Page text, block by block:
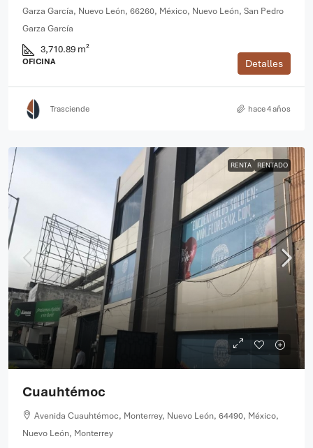
Garza García, Nuevo León, 66260, México, Nuevo León, San Pedro
Garza García
3,710.89 m²
OFICINA Detalles
Trasciende hace 4 años
RENTA RENTADO
Cuauhtémoc
Avenida Cuauhtémoc, Monterrey, Nuevo León, 64490, México,
Nuevo León, Monterrey